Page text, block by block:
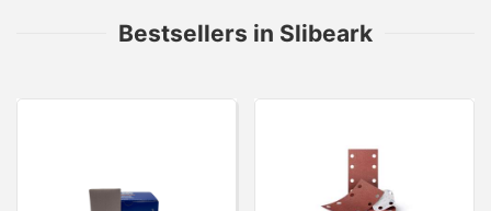
Bestsellers in Slibeark